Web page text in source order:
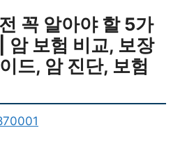
꼭 알아야 할 5가
암 보험 비교, 보장
드, 암 진단, 보험